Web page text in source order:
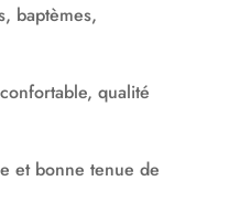
baptèmes,
qualité
et bonne tenue de